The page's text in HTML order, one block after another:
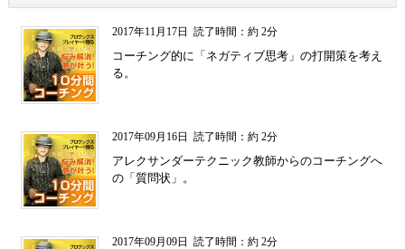
2017年11月17日 読了時間：約 2分
コーチング的に「ネガティブ思考」の打開策を考え
る。
2017年09月16日 読了時間：約 2分
アレクサンダーテクニック教師からのコーチングへ
の「質問状」。
2017年09月09日 読了時間：約 2分